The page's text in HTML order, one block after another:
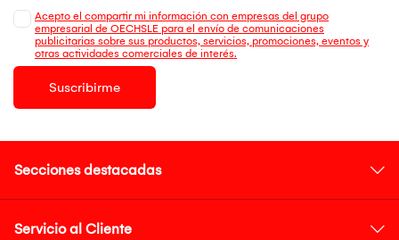
Acepto el compartir mi información con empresas del grupo
empresarial de OECHSLE para el envío de comunicaciones
publicitarias sobre sus productos, servicios, promociones, eventos y
otras actividades comerciales de interés.
Suscribirme
Secciones destacadas
Servicio al Cliente